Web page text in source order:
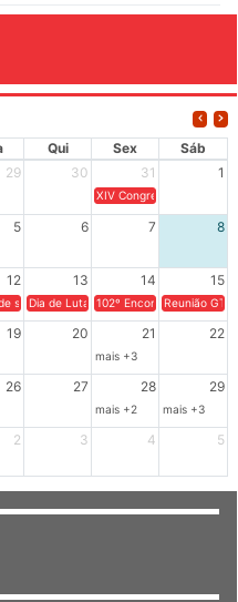
Qui Sex
Sáb
29 30 31 1
XIV Congresso Brasileiro
5 6 7 8
12 13 14 15
a Cuba no Rio Grande do Sul - 100
solidariedade a Cuba no Rio Grande do
Dia de Luta em Defesa de Cuba e da
102º Encontro da
Reunião
19 20 21 22
mais +3
26 27 28 29
mais +2 mais +3
2 3 4 5